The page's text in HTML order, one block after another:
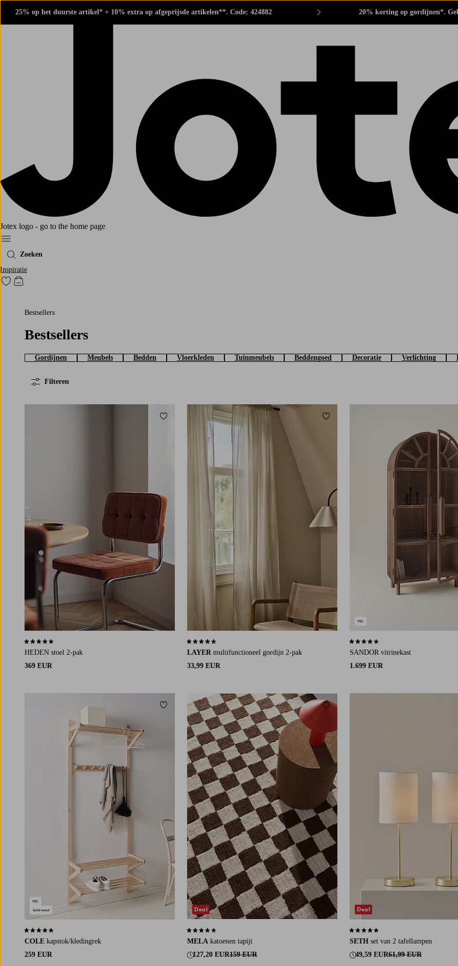
25% op het duurste artikel* + 10% extra op afgeprijsde artikelen**. Code: 424882 20% korting op gordijnen*.
Jotex logo - go to the home page
Menu
Zoeken
Inspiratie
Ga naar favoriet gemarkeerde producten
Go to checkout
Bestsellers
Bestsellers
Gordijnen Meubels Bedden Vloerkleden Tuinmeubels Beddengoed Decoratie Verlichting
Filteren
HEDEN stoel 2-pak
369 EUR
4,5 op basis van 78 beoordelingen
Toevoegen aan favorieten
LAYER multifunctioneel gordijn 2-pak
33,99 EUR
4,5 op basis van 889 beoordelingen
Toevoegen aan favorieten
300
SANDOR vitrinekast
1.699 EUR
3,9 op basis van 34 beoordelingen
COLE kapstok/kledingrek
259 EUR
4,3 op basis van 106 beoordelingen
Toevoegen aan favorieten
MELA katoenen tapijt
127,20 EUR159 EUR
3,6 op basis van 60 beoordelingen
Deal
Toevoegen aan favorieten
80X300170X240200X300
SETH set van 2 tafellampen
49,59 EUR61,99 EUR
4,7 op basis van 250 beoordelingen
Deal